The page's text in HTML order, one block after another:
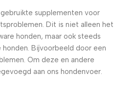
supplementen voor
Dit is niet alleen het
honden, maar ook steeds
Bijvoorbeeld door een
Om deze en andere
aan ons hondenvoer.